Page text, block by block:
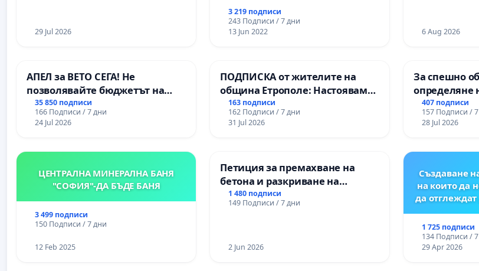
(БУНАРДЖИК)
29 Jul 2026
3 219 подписи
243 Подписи / 7 дни
13 Jun 2022
Александър
6 Aug 2026
АПЕЛ за ВЕТО СЕГА! Не
позволявайте бюджетът на
Радев да открадне парите и
правата ни в тъмното
35 850 подписи
166 Подписи / 7 дни
24 Jul 2026
ПОДПИСКА от жителите на
община Етрополе: Настояваме
за ясни гаранции от “Елаците-
МЕД” АД и от държавата, че ще
се изпълнят всички
163 подписи
162 Подписи / 7 дни
31 Jul 2026
За спешно
определяне
срокове и
цялостна
Момин
407 подписи
157 Подписи /
28 Jul 2026
ЦЕНТРАЛНА МИНЕРАЛНА БАНЯ
"СОФИЯ"-ДА БЪДЕ БАНЯ
3 499 подписи
150 Подписи / 7 дни
12 Feb 2025
Петиция за премахване на
бетона и разкриване на
античното сърце на
Могиланската могила във
1 480 подписи
149 Подписи / 7 дни
2 Jun 2026
Създаване
на които да
да
1 725 подписи
134 Подписи /
29 Apr 2026